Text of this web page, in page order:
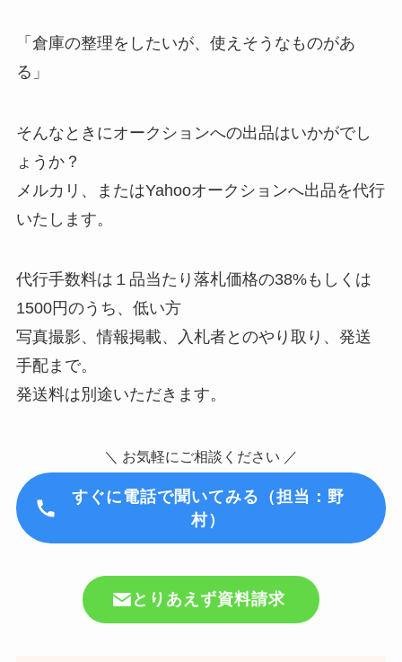
「倉庫の整理をしたいが、使えそうなものがあ
る」
そんなときにオークションへの出品はいかがでし
ょうか？
メルカリ、またはYahooオークションへ出品を代行
いたします。
代行手数料は１品当たり落札価格の38%もしくは
1500円のうち、低い方
写真撮影、情報掲載、入札者とのやり取り、発送
手配まで。
発送料は別途いただきます。
＼ お気軽にご相談ください ／
すぐに電話で聞いてみる（担当：野
村）
とりあえず資料請求